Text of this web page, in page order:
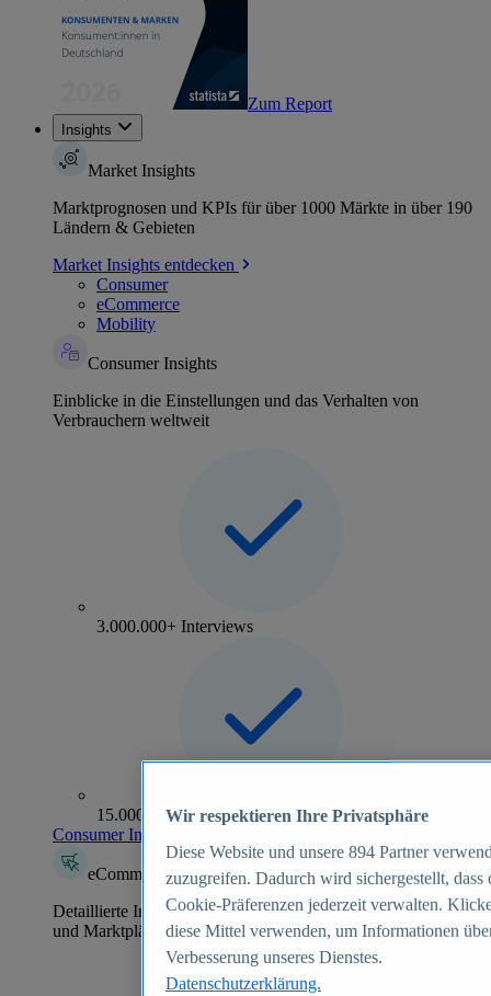
Zum Report
Insights
Market Insights
Marktprognosen und KPIs für über 1000 Märkte in über 190
Ländern & Gebieten
Market Insights entdecken
Consumer
eCommerce
Mobility
Consumer Insights
Einblicke in die Einstellungen und das Verhalten von
Verbrauchern weltweit
3.000.000+ Interviews
15.000+ Marken
Consumer Insights entdecken
eCommerce Insights
Detaillierte Informationen zu mehr als 39.000 Online-Shops
und Marktplätzen
Wir respektieren Ihre Privatsphäre
Diese Website und unsere 894 Partner
zuzugreifen. Dadurch wird sichergestellt,
Cookie-Präferenzen jederzeit verwalten.
diese Mittel verwenden, um Informationen
Verbesserung unseres Dienstes.
Datenschutzerklärung.